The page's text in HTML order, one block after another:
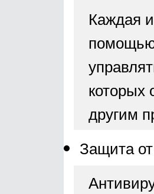
Каждая
которых
другим
Защита